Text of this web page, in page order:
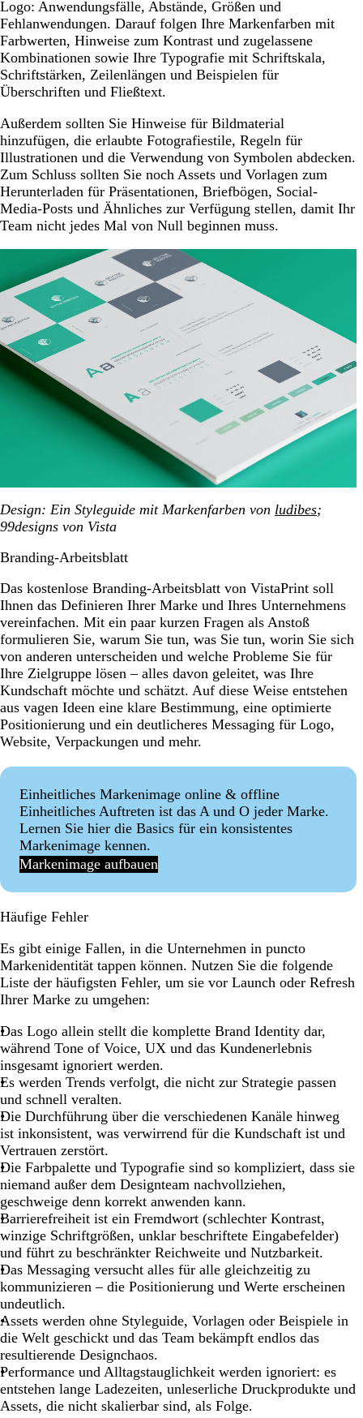
Logo: Anwendungsfälle, Abstände, Größen und
Fehlanwendungen. Darauf folgen Ihre Markenfarben mit
Farbwerten, Hinweise zum Kontrast und zugelassene
Kombinationen sowie Ihre Typografie mit Schriftskala,
Schriftstärken, Zeilenlängen und Beispielen für
Überschriften und Fließtext.
Außerdem sollten Sie Hinweise für Bildmaterial
hinzufügen, die erlaubte Fotografiestile, Regeln für
Illustrationen und die Verwendung von Symbolen abdecken.
Zum Schluss sollten Sie noch Assets und Vorlagen zum
Herunterladen für Präsentationen, Briefbögen, Social-
Media-Posts und Ähnliches zur Verfügung stellen, damit Ihr
Team nicht jedes Mal von Null beginnen muss.
Design: Ein Styleguide mit Markenfarben von ludibes;
99designs von Vista
Branding-Arbeitsblatt
Das kostenlose Branding-Arbeitsblatt von VistaPrint soll
Ihnen das Definieren Ihrer Marke und Ihres Unternehmens
vereinfachen. Mit ein paar kurzen Fragen als Anstoß
formulieren Sie, warum Sie tun, was Sie tun, worin Sie sich
von anderen unterscheiden und welche Probleme Sie für
Ihre Zielgruppe lösen – alles davon geleitet, was Ihre
Kundschaft möchte und schätzt. Auf diese Weise entstehen
aus vagen Ideen eine klare Bestimmung, eine optimierte
Positionierung und ein deutlicheres Messaging für Logo,
Website, Verpackungen und mehr.
Einheitliches Markenimage online & offline
Einheitliches Auftreten ist das A und O jeder Marke.
Lernen Sie hier die Basics für ein konsistentes
Markenimage kennen.
Markenimage aufbauen
Häufige Fehler
Es gibt einige Fallen, in die Unternehmen in puncto
Markenidentität tappen können. Nutzen Sie die folgende
Liste der häufigsten Fehler, um sie vor Launch oder Refresh
Ihrer Marke zu umgehen:
Das Logo allein stellt die komplette Brand Identity dar,
während Tone of Voice, UX und das Kundenerlebnis
insgesamt ignoriert werden.
Es werden Trends verfolgt, die nicht zur Strategie passen
und schnell veralten.
Die Durchführung über die verschiedenen Kanäle hinweg
ist inkonsistent, was verwirrend für die Kundschaft ist und
Vertrauen zerstört.
Die Farbpalette und Typografie sind so kompliziert, dass sie
niemand außer dem Designteam nachvollziehen,
geschweige denn korrekt anwenden kann.
Barrierefreiheit ist ein Fremdwort (schlechter Kontrast,
winzige Schriftgrößen, unklar beschriftete Eingabefelder)
und führt zu beschränkter Reichweite und Nutzbarkeit.
Das Messaging versucht alles für alle gleichzeitig zu
kommunizieren – die Positionierung und Werte erscheinen
undeutlich.
Assets werden ohne Styleguide, Vorlagen oder Beispiele in
die Welt geschickt und das Team bekämpft endlos das
resultierende Designchaos.
Performance und Alltagstauglichkeit werden ignoriert: es
entstehen lange Ladezeiten, unleserliche Druckprodukte und
Assets, die nicht skalierbar sind, als Folge.